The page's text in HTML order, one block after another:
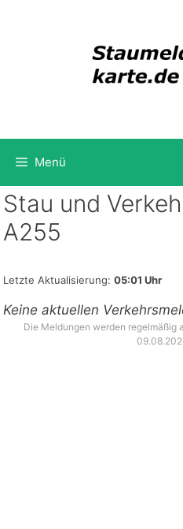
Menü
Stau und
A255
Letzte Aktualisierung: 05:01 Uhr
Keine aktuellen
Die Meldungen werden